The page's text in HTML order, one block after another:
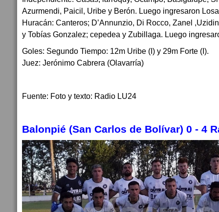
Azurmendi, Paicil, Uribe y Berón. Luego ingresaron
Huracán: Canteros; D’Annunzio, Di Rocco, Zanel
y Tobías Gonzalez; cepedea y Zubillaga. Luego
Goles: Segundo Tiempo: 12m Uribe (I) y 29m Forte (I).
Juez: Jerónimo Cabrera (Olavarría)
Fuente: Foto y texto: Radio LU24
Balonpié (San Carlos de Bolívar) 0 - 4